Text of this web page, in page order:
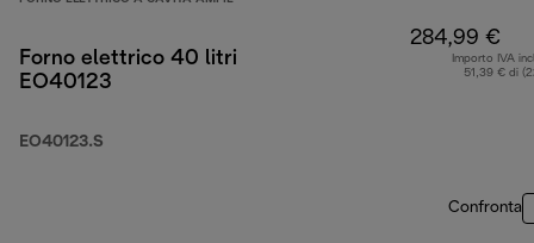
Forno elettrico 40 litri
EO40123
EO40123.S
284,99 €
Importo IVA
51,39 € di
Confronta